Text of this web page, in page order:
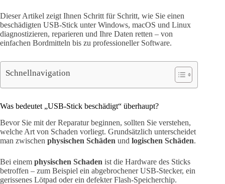
Dieser Artikel zeigt Ihnen Schritt für Schritt, wie Sie einen
beschädigten USB-Stick unter Windows, macOS und Linux
diagnostizieren, reparieren und Ihre Daten retten – von
einfachen Bordmitteln bis zu professioneller Software.
Schnellnavigation
Was bedeutet „USB-Stick beschädigt“ überhaupt?
Bevor Sie mit der Reparatur beginnen, sollten Sie verstehen,
welche Art von Schaden vorliegt. Grundsätzlich unterscheidet
man zwischen physischen Schäden und logischen Schäden.
Bei einem physischen Schaden ist die Hardware des Sticks
betroffen – zum Beispiel ein abgebrochener USB-Stecker, ein
gerissenes Lötpad oder ein defekter Flash-Speicherchip.